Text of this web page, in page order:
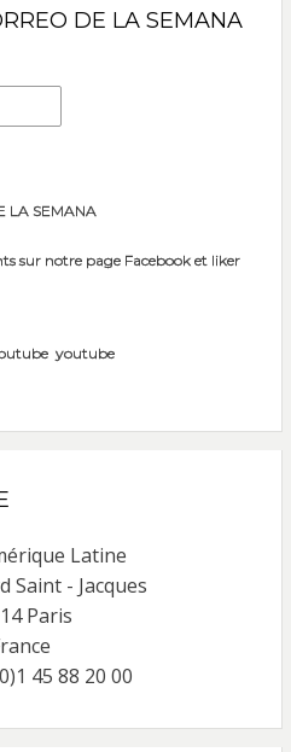
DE LA SEMANA
LA SEMANA
sur notre page Facebook et liker
youtube
Latine
Saint - Jacques
Paris
45 88 20 00